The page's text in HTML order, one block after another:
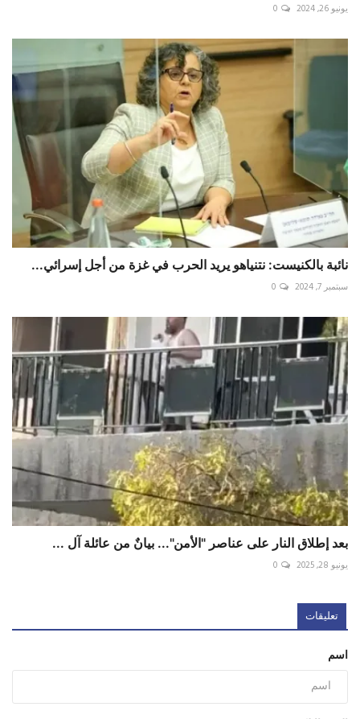
يونيو 26, 2024 0
نائبة بالكنيست: نتنياهو يريد الحرب في غزة من أجل إسرائي...
سبتمبر 7, 2024 0
بعد إطلاق النار على عناصر "الأمن"... بيانٌ من عائلة آل ...
يونيو 28, 2025 0
تعليقات
اسم